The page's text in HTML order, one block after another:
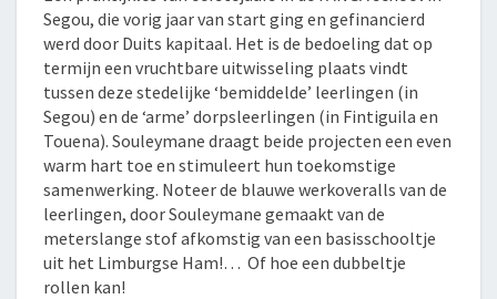
Segou, die vorig jaar van start ging en gefinancierd
werd door Duits kapitaal. Het is de bedoeling dat op
termijn een vruchtbare uitwisseling plaats vindt
tussen deze stedelijke ‘bemiddelde’ leerlingen (in
Segou) en de ‘arme’ dorpsleerlingen (in Fintiguila en
Touena). Souleymane draagt beide projecten een even
warm hart toe en stimuleert hun toekomstige
samenwerking. Noteer de blauwe werkoveralls van de
leerlingen, door Souleymane gemaakt van de
meterslange stof afkomstig van een basisschooltje
uit het Limburgse Ham!… Of hoe een dubbeltje
rollen kan!